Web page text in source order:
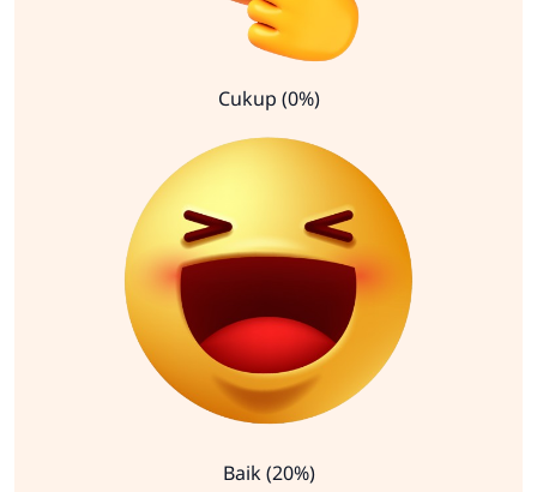
Cukup (0%)
Baik (20%)